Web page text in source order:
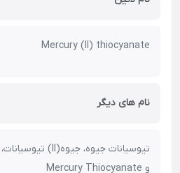
Mercury (II) thiocyanate
نام های دیگر
و Mercury Thiocyanate